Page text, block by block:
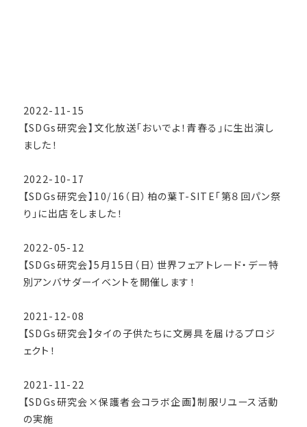
2022-11-15
【SDGs研究会】文化放送「おいでよ！青春る」に生出演し
ました！
2022-10-17
【SDGs研究会】10/16（日）柏の葉T-SITE「第８回パン祭
り」に出店をしました！
2022-05-12
【SDGs研究会】5月15日（日）世界フェアトレード・デー特
別アンバサダーイベントを開催します！
2021-12-08
【SDGs研究会】タイの子供たちに文房具を届けるプロジ
ェクト！
2021-11-22
【SDGs研究会×保護者会コラボ企画】制服リユース活動
の実施